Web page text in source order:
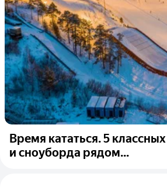
Время кататься. 5
и сноуборда рядом...